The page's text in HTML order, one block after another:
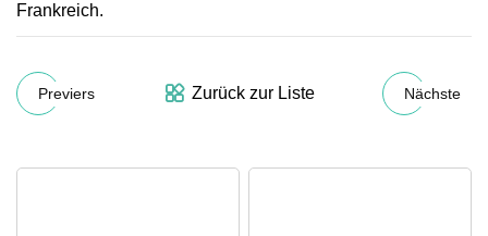
Frankreich.
Previers Zurück zur Liste Nächste